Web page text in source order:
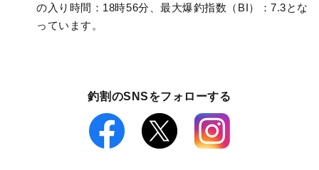
の入り時間：18時56分、最大爆釣指数（BI）：7.3とな
っています。
釣割のSNSをフォローする